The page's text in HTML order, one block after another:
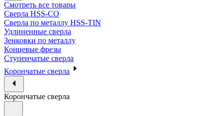
Смотреть все товары
Сверла HSS-CO
Сверла по металлу HSS-TIN
Удлиненные сверла
Зенковки по металлу
Концевые фрезы
Ступенчатые сверла
Корончатые сверла
Корончатые сверла